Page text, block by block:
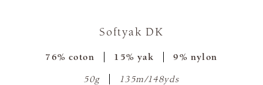
Softyak DK
76% coton 15% yak 9% nylon
50g 135m/148yds